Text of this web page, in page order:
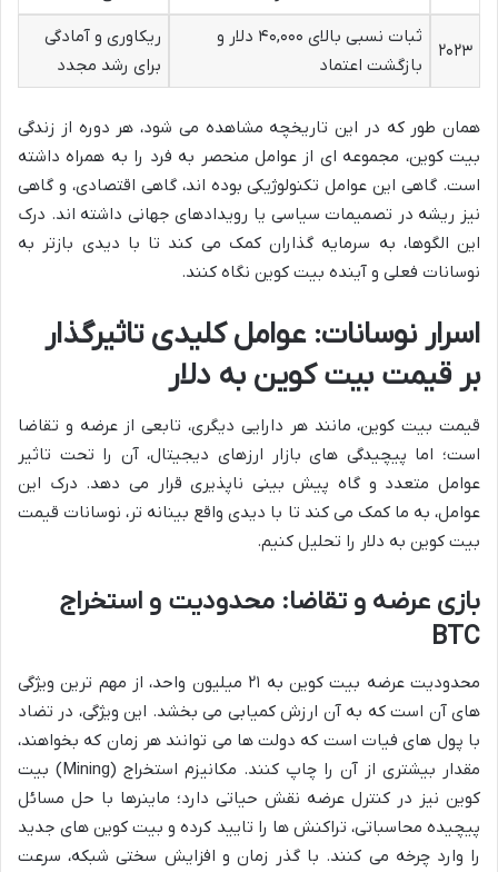
۲۰۲۳
ثبات نسبی بالای ۴۰,۰۰۰ دلار و
بازگشت اعتماد
ریکاوری و آمادگی
برای رشد مجدد
همان طور که در این تاریخچه مشاهده می شود، هر دوره از زندگی
بیت کوین، مجموعه ای از عوامل منحصر به فرد را به همراه داشته
است. گاهی این عوامل تکنولوژیکی بوده اند، گاهی اقتصادی، و گاهی
نیز ریشه در تصمیمات سیاسی یا رویدادهای جهانی داشته اند. درک
این الگوها، به سرمایه گذاران کمک می کند تا با دیدی بازتر به
نوسانات فعلی و آینده بیت کوین نگاه کنند.
اسرار نوسانات: عوامل کلیدی تاثیرگذار
بر قیمت بیت کوین به دلار
قیمت بیت کوین، مانند هر دارایی دیگری، تابعی از عرضه و تقاضا
است؛ اما پیچیدگی های بازار ارزهای دیجیتال، آن را تحت تاثیر
عوامل متعدد و گاه پیش بینی ناپذیری قرار می دهد. درک این
عوامل، به ما کمک می کند تا با دیدی واقع بینانه تر، نوسانات قیمت
بیت کوین به دلار را تحلیل کنیم.
بازی عرضه و تقاضا: محدودیت و استخراج
BTC
محدودیت عرضه بیت کوین به ۲۱ میلیون واحد، از مهم ترین ویژگی
های آن است که به آن ارزش کمیابی می بخشد. این ویژگی، در تضاد
با پول های فیات است که دولت ها می توانند هر زمان که بخواهند،
مقدار بیشتری از آن را چاپ کنند. مکانیزم استخراج (Mining) بیت
کوین نیز در کنترل عرضه نقش حیاتی دارد؛ ماینرها با حل مسائل
پیچیده محاسباتی، تراکنش ها را تایید کرده و بیت کوین های جدید
را وارد چرخه می کنند. با گذر زمان و افزایش سختی شبکه، سرعت